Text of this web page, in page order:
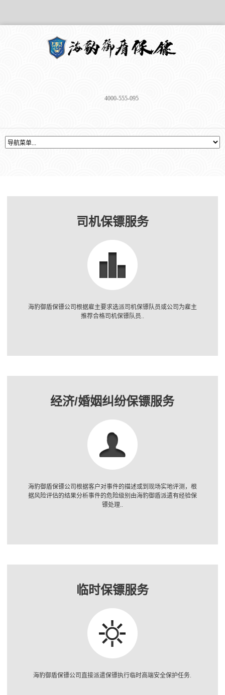
4000-555-095
司机保镖服务
海豹御盾保镖公司根据雇主要求选派司机保镖队员或公司为雇主
推荐合格司机保镖队员..
经济/婚姻纠纷保镖服务
海豹御盾保镖公司根据客户对事件的描述或到现场实地评测，根
据风险评估的结果分析事件的危险级别由海豹御盾派遣有经验保
镖处理..
临时保镖服务
海豹御盾保镖公司直接派遣保镖执行临时高端安全保护任务.